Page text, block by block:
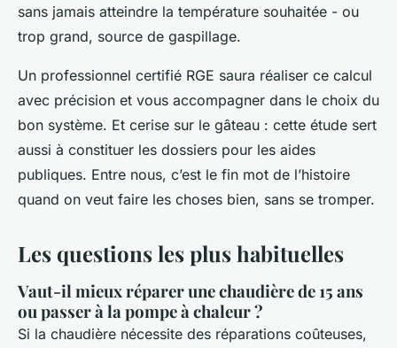
sans jamais atteindre la température souhaitée - ou
trop grand, source de gaspillage.
Un professionnel certifié RGE saura réaliser ce calcul
avec précision et vous accompagner dans le choix du
bon système. Et cerise sur le gâteau : cette étude sert
aussi à constituer les dossiers pour les aides
publiques. Entre nous, c’est le fin mot de l’histoire
quand on veut faire les choses bien, sans se tromper.
Les questions les plus habituelles
Vaut-il mieux réparer une chaudière de 15 ans
ou passer à la pompe à chaleur ?
Si la chaudière nécessite des réparations coûteuses,